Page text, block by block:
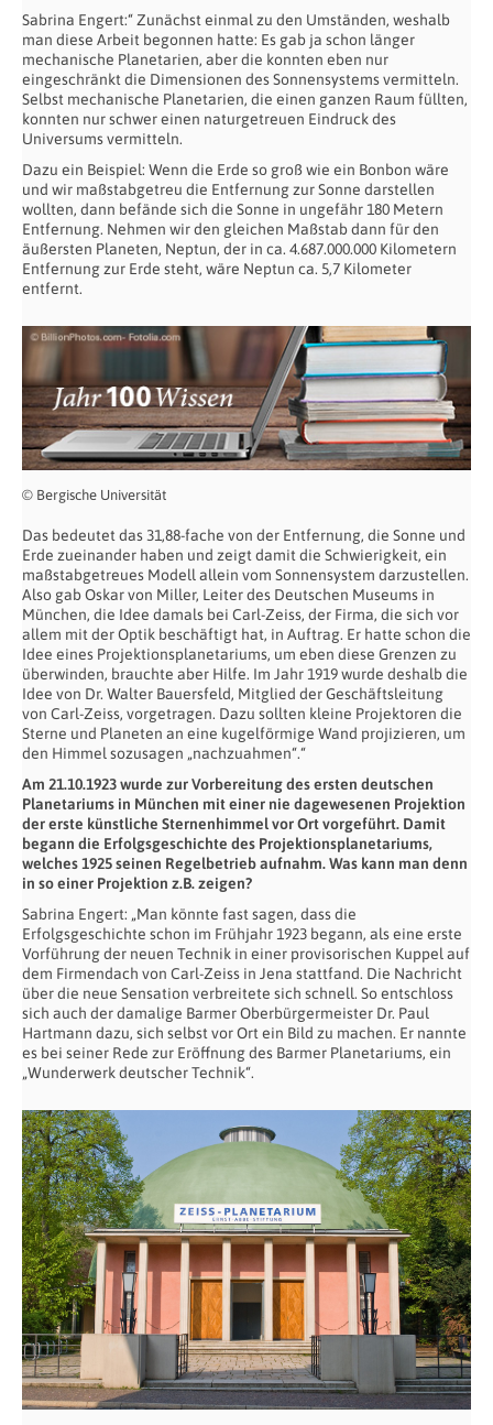
Sabrina Engert:“ Zunächst einmal zu den Umständen, weshalb
man diese Arbeit begonnen hatte: Es gab ja schon länger
mechanische Planetarien, aber die konnten eben nur
eingeschränkt die Dimensionen des Sonnensystems vermitteln.
Selbst mechanische Planetarien, die einen ganzen Raum füllten,
konnten nur schwer einen naturgetreuen Eindruck des
Universums vermitteln.
Dazu ein Beispiel: Wenn die Erde so groß wie ein Bonbon wäre
und wir maßstabgetreu die Entfernung zur Sonne darstellen
wollten, dann befände sich die Sonne in ungefähr 180 Metern
Entfernung. Nehmen wir den gleichen Maßstab dann für den
äußersten Planeten, Neptun, der in ca. 4.687.000.000 Kilometern
Entfernung zur Erde steht, wäre Neptun ca. 5,7 Kilometer
entfernt.
© Bergische Universität
Das bedeutet das 31,88-fache von der Entfernung, die Sonne und
Erde zueinander haben und zeigt damit die Schwierigkeit, ein
maßstabgetreues Modell allein vom Sonnensystem darzustellen.
Also gab Oskar von Miller, Leiter des Deutschen Museums in
München, die Idee damals bei Carl-Zeiss, der Firma, die sich vor
allem mit der Optik beschäftigt hat, in Auftrag. Er hatte schon die
Idee eines Projektionsplanetariums, um eben diese Grenzen zu
überwinden, brauchte aber Hilfe. Im Jahr 1919 wurde deshalb die
Idee von Dr. Walter Bauersfeld, Mitglied der Geschäftsleitung
von Carl-Zeiss, vorgetragen. Dazu sollten kleine Projektoren die
Sterne und Planeten an eine kugelförmige Wand projizieren, um
den Himmel sozusagen „nachzuahmen“.“
Am 21.10.1923 wurde zur Vorbereitung des ersten deutschen
Planetariums in München mit einer nie dagewesenen Projektion
der erste künstliche Sternenhimmel vor Ort vorgeführt. Damit
begann die Erfolgsgeschichte des Projektionsplanetariums,
welches 1925 seinen Regelbetrieb aufnahm. Was kann man denn
in so einer Projektion z.B. zeigen?
Sabrina Engert: „Man könnte fast sagen, dass die
Erfolgsgeschichte schon im Frühjahr 1923 begann, als eine erste
Vorführung der neuen Technik in einer provisorischen Kuppel auf
dem Firmendach von Carl-Zeiss in Jena stattfand. Die Nachricht
über die neue Sensation verbreitete sich schnell. So entschloss
sich auch der damalige Barmer Oberbürgermeister Dr. Paul
Hartmann dazu, sich selbst vor Ort ein Bild zu machen. Er nannte
es bei seiner Rede zur Eröffnung des Barmer Planetariums, ein
„Wunderwerk deutscher Technik“.